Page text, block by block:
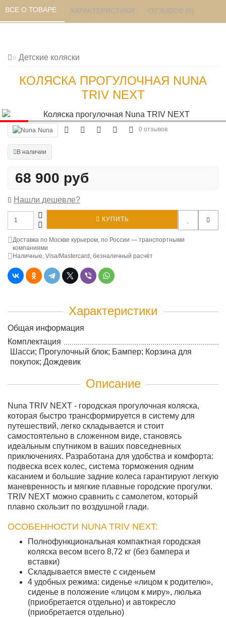
Детские коляски
КОЛЯСКА ПРОГУЛОЧНАЯ NUNA
TRIV NEXT
ВСЕ О ТОВАРЕ ХАРАКТЕРИСТИКИ ОТЗЫВОВ (0)
Nuna 0 отзывов
В наличии
68 900 руб
Нашли дешевле?
КУПИТЬ
Доставка по Москве курьером, по России — транспортными
компаниями
Наличные, Visa/Mastercard, безналичный расчёт
Характеристики
Общая информация
Комплектация
Шасси; Прогулочный блок; Бампер; Корзина для
покупок; Дождевик
Описание
Nuna TRIV NEXT - городская прогулочная коляска,
которая быстро трансформируется в систему для
путешествий, легко складывается и стоит
самостоятельно в сложенном виде, становясь
идеальным спутником в ваших повседневных
приключениях. Разработана для удобства и комфорта:
подвеска всех колес, система торможения одним
касанием и большие задние колеса гарантируют легкую
маневренность и мягкие плавные городские прогулки.
TRIV NEXT можно сравнить с самолетом, который
плавно скользит по воздушной глади.
ОСОБЕННОСТИ NUNA TRIV NEXT:
Полнофункциональная компактная городская
коляска весом всего 8,72 кг (без бампера и
вставки)
Складывается вместе с сиденьем
4 удобных режима: сиденье «лицом к родителю»,
сиденье в положение «лицом к миру», люлька
(приобретается отдельно) и автокресло
(приобретается отдельно)